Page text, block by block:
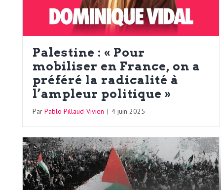
r
o
m
U
S
A
r
dPalestine : « Pour
mobiliser en France, on a
préféré la radicalité à
l’ampleur politique »
Par Pablo Pillaud-Vivien | 4 juin 2025